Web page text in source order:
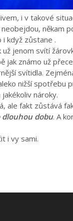
i v takové
někam
i když zůstane .
už jenom svítí
jak známo už
svítidla.
nižší spotřebu
nároky.
ale fakt zůstává
dlouhou dobu. A
i vy sami.